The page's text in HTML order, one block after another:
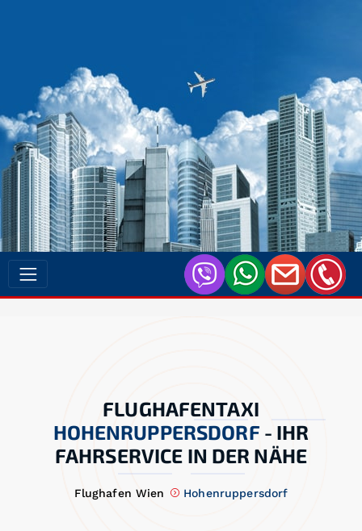
FLUGHAFENTAXI
HOHENRUPPERSDORF - IHR
FAHRSERVICE IN DER NÄHE
Flughafen Wien Hohenruppersdorf